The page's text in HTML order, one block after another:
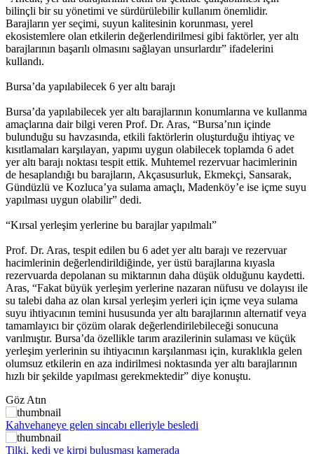
bilinçli bir su yönetimi ve sürdürülebilir kullanım önemlidir.
Barajların yer seçimi, suyun kalitesinin korunması, yerel
ekosistemlere olan etkilerin değerlendirilmesi gibi faktörler, yer altı
barajlarının başarılı olmasını sağlayan unsurlardır” ifadelerini
kullandı.
Bursa’da yapılabilecek 6 yer altı barajı
Bursa’da yapılabilecek yer altı barajlarının konumlarına ve kullanma
amaçlarına dair bilgi veren Prof. Dr. Aras, “Bursa’nın içinde
bulunduğu su havzasında, etkili faktörlerin oluşturduğu ihtiyaç ve
kısıtlamaları karşılayan, yapımı uygun olabilecek toplamda 6 adet
yer altı barajı noktası tespit ettik. Muhtemel rezervuar hacimlerinin
de hesaplandığı bu barajların, Akçasusurluk, Ekmekçi, Sansarak,
Gündüzlü ve Kozluca’ya sulama amaçlı, Madenköy’e ise içme suyu
yapılması uygun olabilir” dedi.
“Kırsal yerleşim yerlerine bu barajlar yapılmalı”
Prof. Dr. Aras, tespit edilen bu 6 adet yer altı barajı ve rezervuar
hacimlerinin değerlendirildiğinde, yer üstü barajlarına kıyasla
rezervuarda depolanan su miktarının daha düşük olduğunu kaydetti.
Aras, “Fakat büyük yerleşim yerlerine nazaran nüfusu ve dolayısı ile
su talebi daha az olan kırsal yerleşim yerleri için içme veya sulama
suyu ihtiyacının temini hususunda yer altı barajlarının alternatif veya
tamamlayıcı bir çözüm olarak değerlendirilebileceği sonucuna
varılmıştır. Bursa’da özellikle tarım arazilerinin sulaması ve küçük
yerleşim yerlerinin su ihtiyacının karşılanması için, kuraklıkla gelen
olumsuz etkilerin en aza indirilmesi noktasında yer altı barajlarının
hızlı bir şekilde yapılması gerekmektedir” diye konuştu.
Göz Atın
Kahvehaneye gelen sincabı elleriyle besledi
Tilki, kedi ve kirpi buluşması kamerada